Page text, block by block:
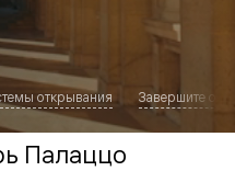
открывания Завершите
Палаццо